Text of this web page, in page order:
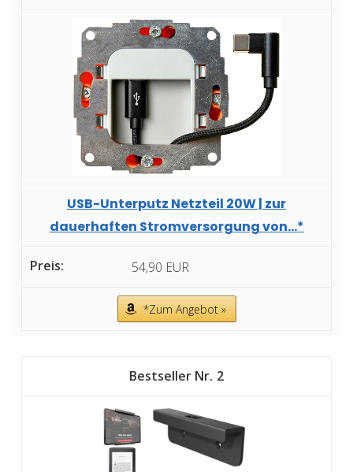
USB-Unterputz Netzteil 20W | zur
dauerhaften Stromversorgung von...*
54,90 EUR
*Zum Angebot »
2